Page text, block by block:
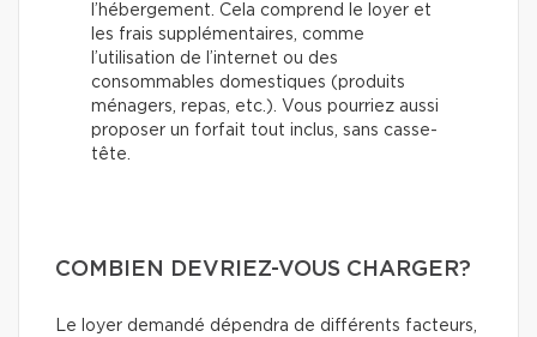
l’hébergement. Cela comprend le loyer et
les frais supplémentaires, comme
l’utilisation de l’internet ou des
consommables domestiques (produits
ménagers, repas, etc.). Vous pourriez aussi
proposer un forfait tout inclus, sans casse-
tête.
COMBIEN DEVRIEZ-VOUS CHARGER?
Le loyer demandé dépendra de différents facteurs,